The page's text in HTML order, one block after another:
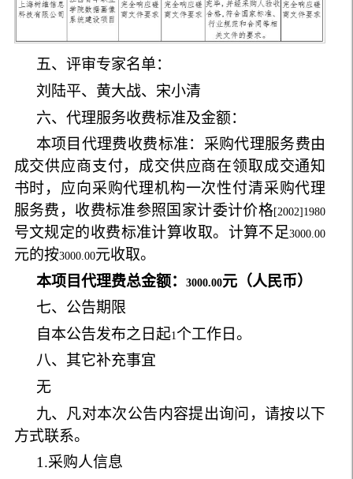
五、评审专家名单：
刘陆平、黄大战、宋小清
六、代理服务收费标准及金额：
本项目代理费收费标准： 采购代理服务费由
成交供应商支付，成交供应商在领取成交通知
书时，应向采购代理机构一次性付清采购代理
服务费，收费标准参照国家计委计价格[2002]1980
号文规定的收费标准计算收取。计算不足3000.00
元的按3000.00元收取。
本项目代理费总金额：
3000.00元（人民币）
七、公告期限
自本公告发布之日起1 个工作日。
八、其它补充事宜
无
九、凡对本次公告内容提出询问，请按以下
方式联系。
1.采购人信息